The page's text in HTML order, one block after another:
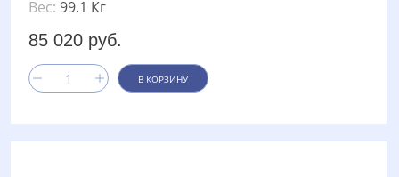
Вес: 99.1 Кг
85 020 руб.
В КОРЗИНУ